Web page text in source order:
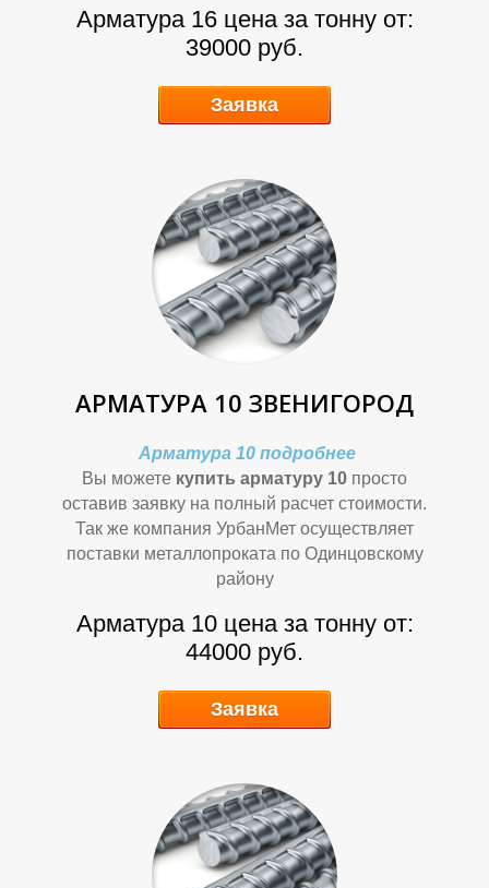
П
Арматура 16 цена за тонну от:
39000 руб.
Заявка
АРМАТУРА 10 ЗВЕНИГОРОД
Арматура 10 подробнее
Вы можете купить арматуру 10 просто
оставив заявку на полный расчет стоимости.
Так же компания УрбанМет осуществляет
поставки металлопроката по Одинцовскому
району
Арматура 10 цена за тонну от:
44000 руб.
Заявка
П